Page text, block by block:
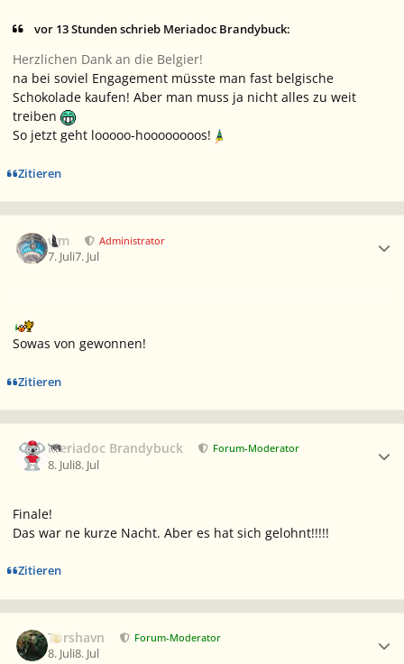
vor 13 Stunden schrieb Meriadoc Brandybuck:
Herzlichen Dank an die Belgier!
na bei soviel Engagement müsste man fast belgische
Schokolade kaufen! Aber man muss ja nicht alles zu weit
treiben
So jetzt geht looooo-hoooooooos!
Zitieren
wm Administrator
7. Juli7. Jul
Sowas von gewonnen!
Zitieren
Meriadoc Brandybuck Forum-Moderator
8. Juli8. Jul
Finale!
Das war ne kurze Nacht. Aber es hat sich gelohnt!!!!!
Zitieren
Torshavn Forum-Moderator
8. Juli8. Jul